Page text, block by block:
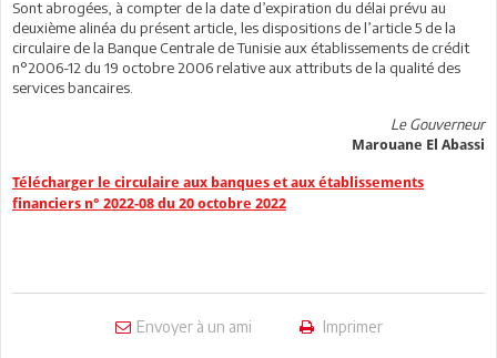
Sont abrogées, à compter de la date d’expiration du délai prévu au
deuxième alinéa du présent article, les dispositions de l’article 5 de la
circulaire de la Banque Centrale de Tunisie aux établissements de crédit
n°2006-12 du 19 octobre 2006 relative aux attributs de la qualité des
services bancaires.
Le Gouverneur
Marouane El Abassi
Télécharger le circulaire aux banques et aux établissements
financiers n° 2022-08 du 20 octobre 2022
Envoyer à un ami Imprimer